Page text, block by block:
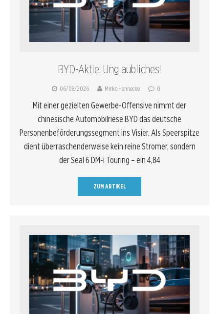
BYD-Aktie: Unglaubliches!
06/08/2026 Mirko Hennecke 0
Mit einer gezielten Gewerbe-Offensive nimmt der
chinesische Automobilriese BYD das deutsche
Personenbeförderungssegment ins Visier. Als Speerspitze
dient überraschenderweise kein reine Stromer, sondern
der Seal 6 DM-i Touring – ein 4,84
ZUM ARTIKEL